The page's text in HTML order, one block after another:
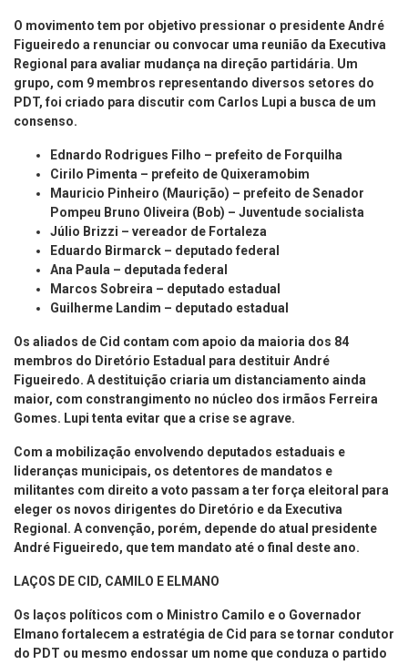
O movimento tem por objetivo pressionar o presidente André
Figueiredo a renunciar ou convocar uma reunião da Executiva
Regional para avaliar mudança na direção partidária. Um
grupo, com 9 membros representando diversos setores do
PDT, foi criado para discutir com Carlos Lupi a busca de um
consenso.
Ednardo Rodrigues Filho – prefeito de Forquilha
Cirilo Pimenta – prefeito de Quixeramobim
Mauricio Pinheiro (Maurição) – prefeito de Senador
Pompeu Bruno Oliveira (Bob) – Juventude socialista
Júlio Brizzi – vereador de Fortaleza
Eduardo Birmarck – deputado federal
Ana Paula – deputada federal
Marcos Sobreira – deputado estadual
Guilherme Landim – deputado estadual
Os aliados de Cid contam com apoio da maioria dos 84
membros do Diretório Estadual para destituir André
Figueiredo. A destituição criaria um distanciamento ainda
maior, com constrangimento no núcleo dos irmãos Ferreira
Gomes. Lupi tenta evitar que a crise se agrave.
Com a mobilização envolvendo deputados estaduais e
lideranças municipais, os detentores de mandatos e
militantes com direito a voto passam a ter força eleitoral para
eleger os novos dirigentes do Diretório e da Executiva
Regional. A convenção, porém, depende do atual presidente
André Figueiredo, que tem mandato até o final deste ano.
LAÇOS DE CID, CAMILO E ELMANO
Os laços políticos com o Ministro Camilo e o Governador
Elmano fortalecem a estratégia de Cid para se tornar condutor
do PDT ou mesmo endossar um nome que conduza o partido